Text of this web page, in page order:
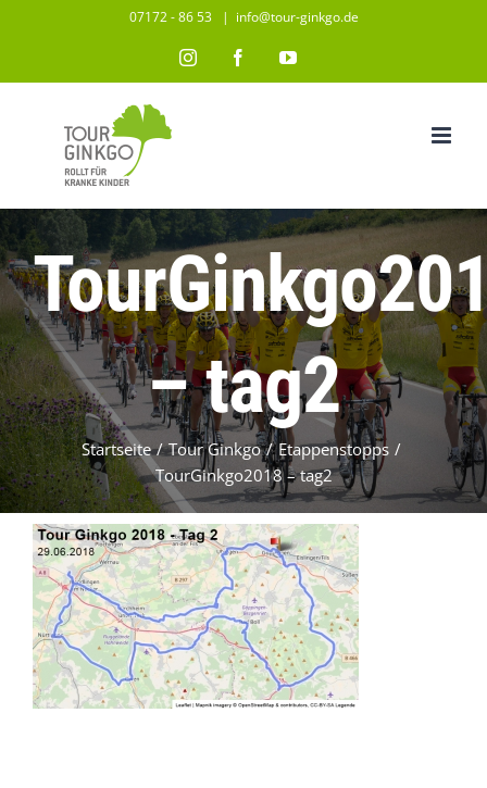
07172 - 86 53 | info@tour-ginkgo.de
InstagramFacebookYouTube
– tag2
Startseite / Tour Ginkgo / Etappenstopps /
TourGinkgo2018 – tag2